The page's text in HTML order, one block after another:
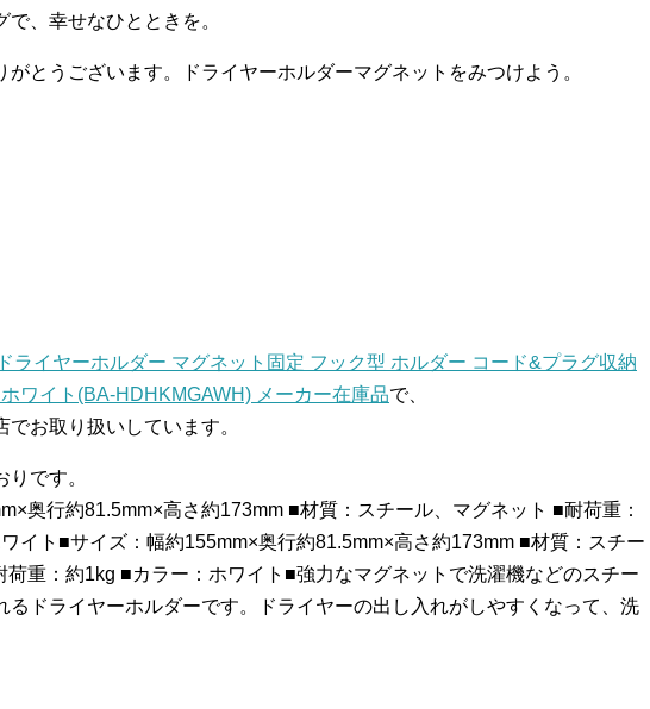
、幸せなひとときを。
がとうございます。ドライヤーホルダーマグネットをみつけよう。
ライヤーホルダー マグネット固定 フック型 ホルダー コード&プラグ収納
ワイト(BA-HDHKMGAWH) メーカー在庫品で、
お取り扱いしています。
です。
奥行約81.5mm×高さ約173mm ■材質：スチール、マグネット ■耐荷重：
イト■サイズ：幅約155mm×奥行約81.5mm×高さ約173mm ■材質：スチー
荷重：約1kg ■カラー：ホワイト■強力なマグネットで洗濯機などのスチー
るドライヤーホルダーです。ドライヤーの出し入れがしやすくなって、洗